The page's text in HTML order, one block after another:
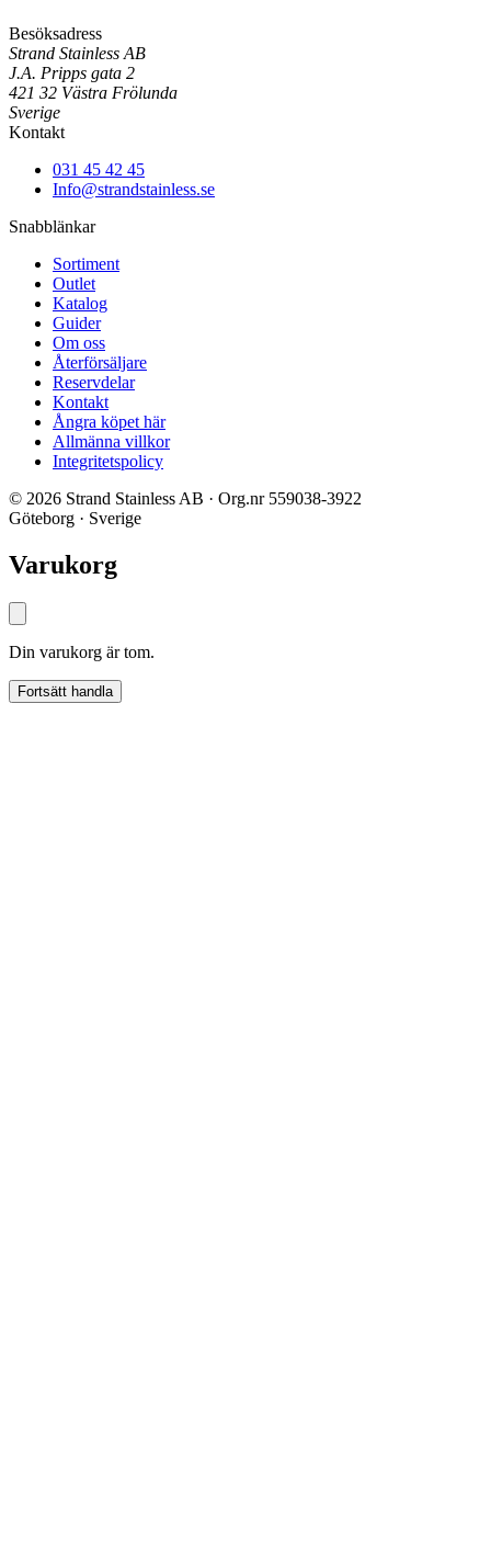
Besöksadress
Strand Stainless AB
J.A. Pripps gata 2
421 32 Västra Frölunda
Sverige
Kontakt
031 45 42 45
Info@strandstainless.se
Snabblänkar
Sortiment
Outlet
Katalog
Guider
Om oss
Återförsäljare
Reservdelar
Kontakt
Ångra köpet här
Allmänna villkor
Integritetspolicy
© 2026 Strand Stainless AB · Org.nr 559038-3922
Göteborg · Sverige
Varukorg
Din varukorg är tom.
Fortsätt handla